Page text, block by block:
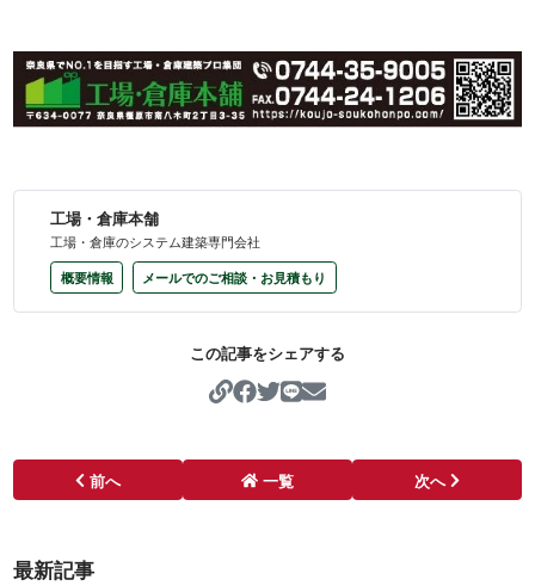
工場・倉庫本舗
工場・倉庫のシステム建築専門会社
概要情報
メールでのご相談・お見積もり
この記事をシェアする
https://koujo-soukohonpo.com/
前へ 一覧 次へ
最新記事